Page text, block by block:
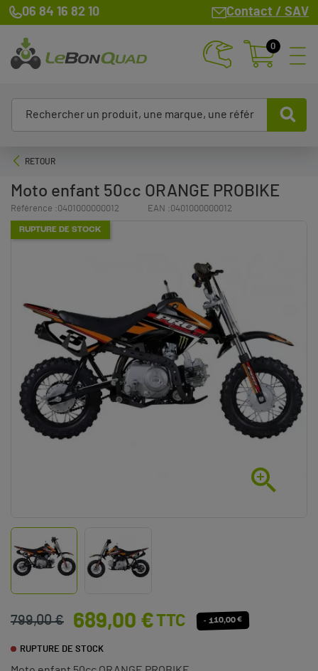
06 84 16 82 10 Contact / SAV
0
RETOUR
Moto enfant 50cc ORANGE PROBIKE
Référence :0401000000012 EAN :0401000000012
RUPTURE DE STOCK

799,00 € 689,00 €TTC - 110,00 €
RUPTURE DE STOCK